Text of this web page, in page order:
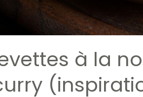
à la